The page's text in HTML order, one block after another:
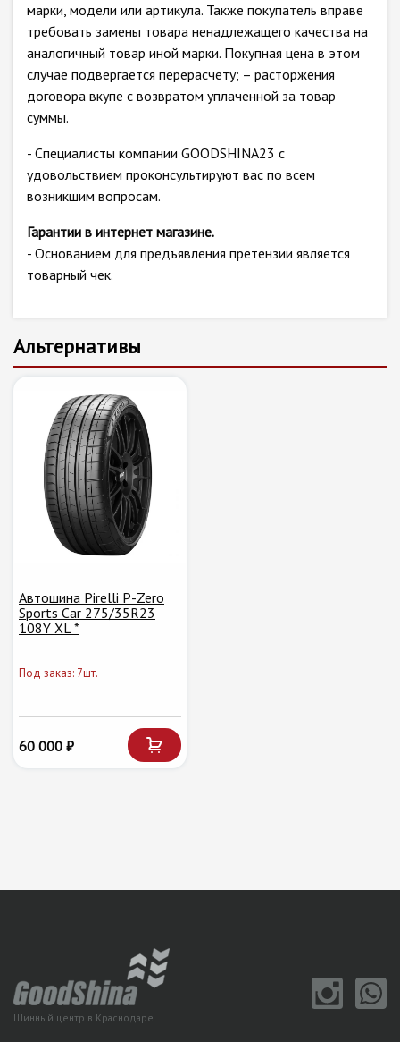
марки, модели или артикула. Также покупатель вправе
требовать замены товара ненадлежащего качества на
аналогичный товар иной марки. Покупная цена в этом
случае подвергается перерасчету; – расторжения
договора вкупе с возвратом уплаченной за товар
суммы.
- Специалисты компании GOODSHINA23 с
удовольствием проконсультируют вас по всем
возникшим вопросам.
Гарантии в интернет магазине.
- Основанием для предъявления претензии является
товарный чек.
Альтернативы
Автошина Pirelli P-Zero
Sports Car 275/35R23
108Y XL *
Под заказ: 7шт.
60 000 ₽
Шинный центр в Краснодаре